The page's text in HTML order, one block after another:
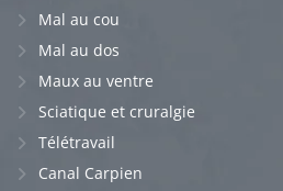
Mal au cou
Mal au dos
Maux au ventre
Sciatique et cruralgie
Télétravail
Canal Carpien